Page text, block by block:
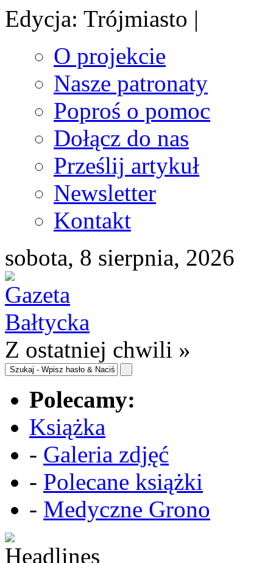
Edycja: Trójmiasto |
O projekcie
Nasze patronaty
Poproś o pomoc
Dołącz do nas
Prześlij artykuł
Newsletter
Kontakt
sobota, 8 sierpnia, 2026
Z ostatniej chwili »
Polecamy:
Książka
- Galeria zdjęć
- Polecane książki
- Medyczne Grono